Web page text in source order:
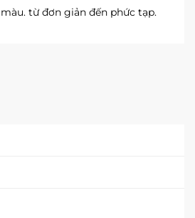
từ đơn giản đến phức tạp.